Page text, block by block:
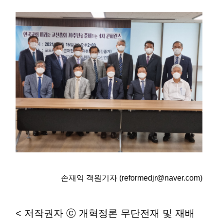
손재익 객원기자 (reformedjr@naver.com)
< 저작권자 ⓒ 개혁정론 무단전재 및 재배